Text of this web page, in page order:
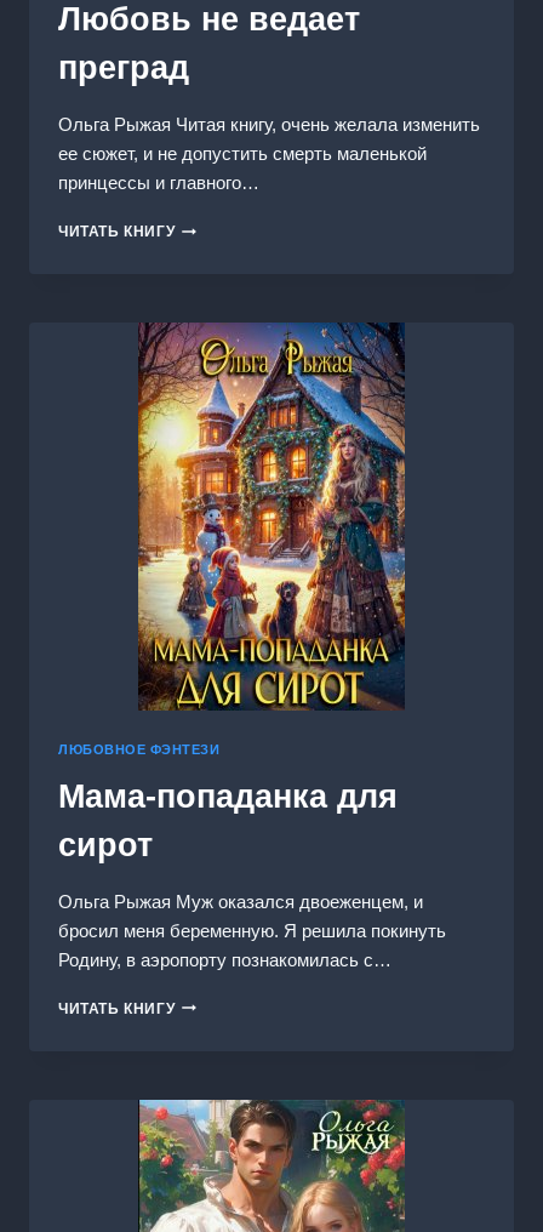
Любовь не ведает
преград
Ольга Рыжая Читая книгу, очень желала изменить
ее сюжет, и не допустить смерть маленькой
принцессы и главного…
ЧИТАТЬ КНИГУЛЮБОВЬ
ЛЮБОВНОЕ ФЭНТЕЗИ
Мама-попаданка для
сирот
Ольга Рыжая Муж оказался двоеженцем, и
бросил меня беременную. Я решила покинуть
Родину, в аэропорту познакомилась с…
ЧИТАТЬ КНИГУМАМА-